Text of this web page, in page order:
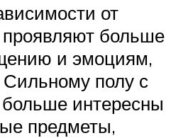
от
больше
и эмоциям,
полу с
интересны
предметы,